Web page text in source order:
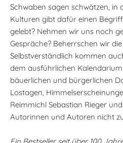
Schwaben sagen schwätzen, in
Kulturen gibt dafür einen
gelebt? Nehmen wir uns noch
Gespräche? Beherrschen wir
Selbstverständlich kommen
dem ausführlichen
bäuerlichen und bürgerlichen
Lostagen,
Reimmichl Sebastian Rieger
Autorinnen und Autoren nicht